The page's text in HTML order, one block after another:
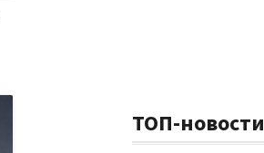
ТОП-новости